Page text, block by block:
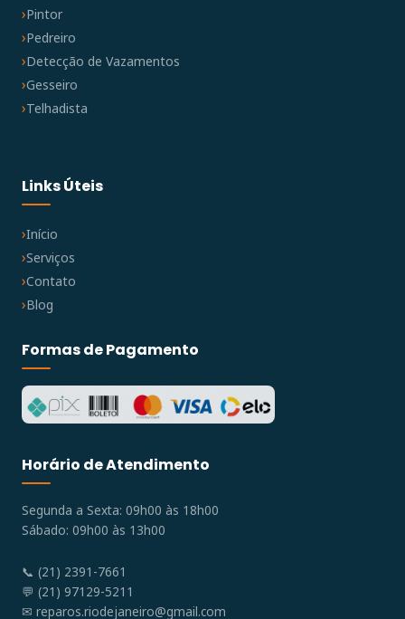
Pintor
Pedreiro
Detecção de Vazamentos
Gesseiro
Telhadista
Links Úteis
Início
Serviços
Contato
Blog
Formas de Pagamento
Horário de Atendimento
Segunda a Sexta: 09h00 às 18h00
Sábado: 09h00 às 13h00
📞 (21) 2391-7661
💬 (21) 97129-5211
✉ reparos.riodejaneiro@gmail.com